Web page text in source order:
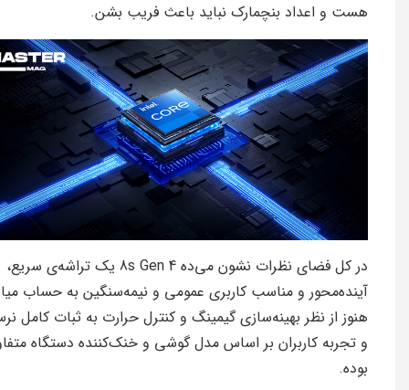
هست و اعداد بنچمارک نباید باعث فریب بشن.
در کل فضای نظرات نشون می‌ده 8s Gen 4 یک تراشه‌ی سریع،
آینده‌محور و مناسب کاربری عمومی و نیمه‌سنگین به حساب
هنوز از نظر بهینه‌سازی گیمینگ و کنترل حرارت به ثبات کامل
و تجربه کاربران بر اساس مدل گوشی و خنک‌کننده دستگاه
بوده.